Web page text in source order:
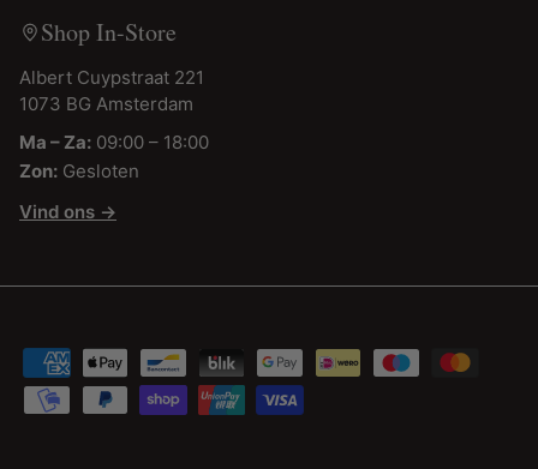
Shop In-Store
Albert Cuypstraat 221
1073 BG Amsterdam
Ma – Za: 09:00 – 18:00
Zon: Gesloten
Vind ons →